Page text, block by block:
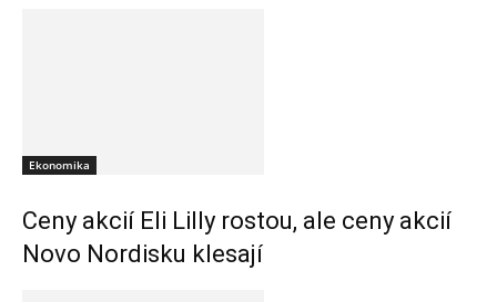
Ekonomika
Ceny akcií Eli Lilly rostou, ale ceny akcií
Novo Nordisku klesají